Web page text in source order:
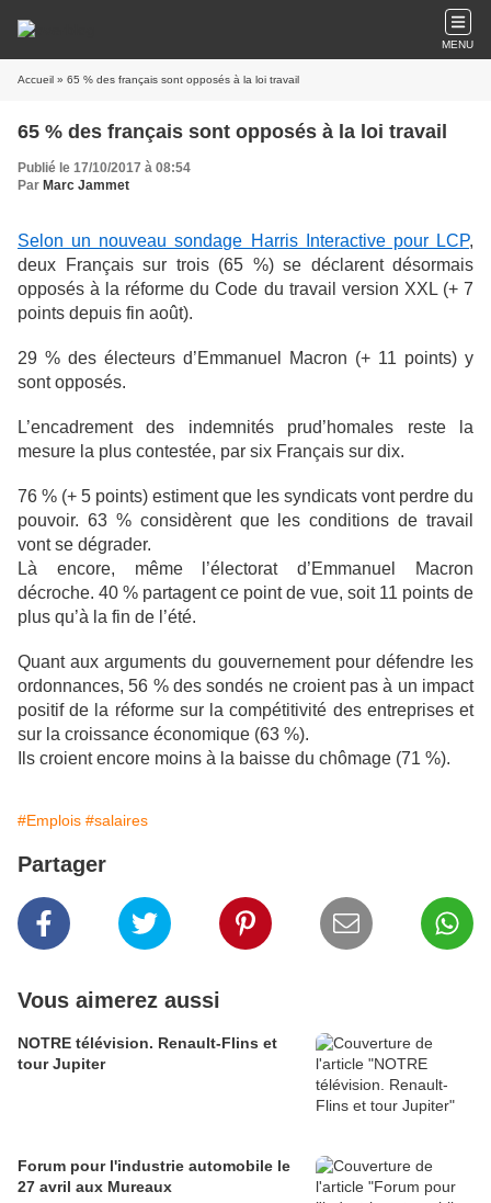
MENU
Accueil » 65 % des français sont opposés à la loi travail
65 % des français sont opposés à la loi travail
Publié le 17/10/2017 à 08:54
Par Marc Jammet
Selon un nouveau sondage Harris Interactive pour LCP,
deux Français sur trois (65 %) se déclarent désormais
opposés à la réforme du Code du travail version XXL (+ 7
points depuis fin août).
29 % des électeurs d’Emmanuel Macron (+ 11 points) y
sont opposés.
L’encadrement des indemnités prud’homales reste la
mesure la plus contestée, par six Français sur dix.
76 % (+ 5 points) estiment que les syndicats vont perdre du
pouvoir. 63 % considèrent que les conditions de travail
vont se dégrader.
Là encore, même l’électorat d’Emmanuel Macron
décroche. 40 % partagent ce point de vue, soit 11 points de
plus qu’à la fin de l’été.
Quant aux arguments du gouvernement pour défendre les
ordonnances, 56 % des sondés ne croient pas à un impact
positif de la réforme sur la compétitivité des entreprises et
sur la croissance économique (63 %).
Ils croient encore moins à la baisse du chômage (71 %).
#Emplois #salaires
Partager
Vous aimerez aussi
NOTRE télévision. Renault-Flins et
tour Jupiter
Forum pour l'industrie automobile le
27 avril aux Mureaux